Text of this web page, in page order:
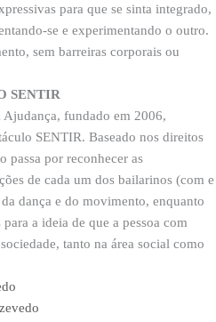
para que se sinta integrado,
se e experimentando o outro.
sem barreiras corporais ou
SENTIR
fundado em 2006,
SENTIR. Baseado nos direitos
passa por reconhecer as
de cada um dos bailarinos (com e
dança e do movimento, enquanto
a ideia de que a pessoa com
tanto na área social como